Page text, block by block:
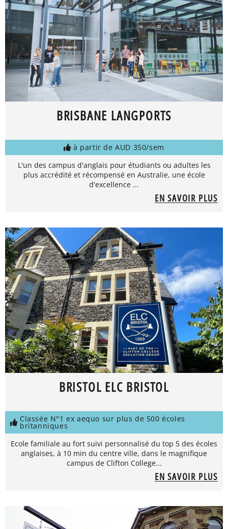
BRISBANE LANGPORTS
à partir de AUD 350/sem
L'un des campus d'anglais pour étudiants ou adultes les
plus accrédité et récompensé en Australie, une école
d'excellence ...
EN SAVOIR PLUS
BRISTOL ELC BRISTOL
Classée N°1 ex aequo sur plus de 500 écoles
britanniques
Ecole familiale au fort suivi personnalisé du top 5 des écoles
anglaises, à 10 min du centre ville, dans le magnifique
campus de Clifton College...
EN SAVOIR PLUS